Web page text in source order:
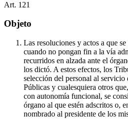
Art. 121
Objeto
Las resoluciones y actos a que
cuando no pongan fin a la vía
recurridos en alzada ante el
los dictó. A estos efectos, los
selección del personal al
Públicas y cualesquiera otros
con autonomía funcional, se
órgano al que estén adscritos o,
nombrado al presidente de los